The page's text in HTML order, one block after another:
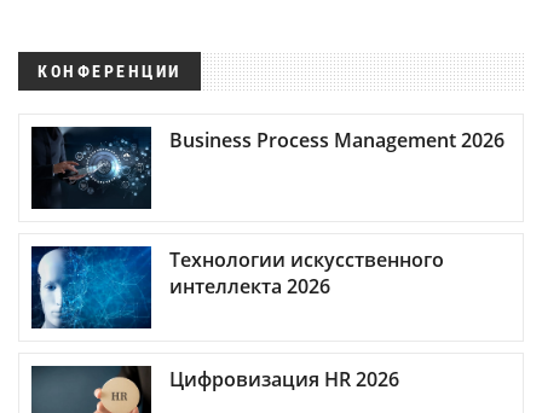
КОНФЕРЕНЦИИ
Business Process Management 2026
Технологии искусственного
интеллекта 2026
Цифровизация HR 2026